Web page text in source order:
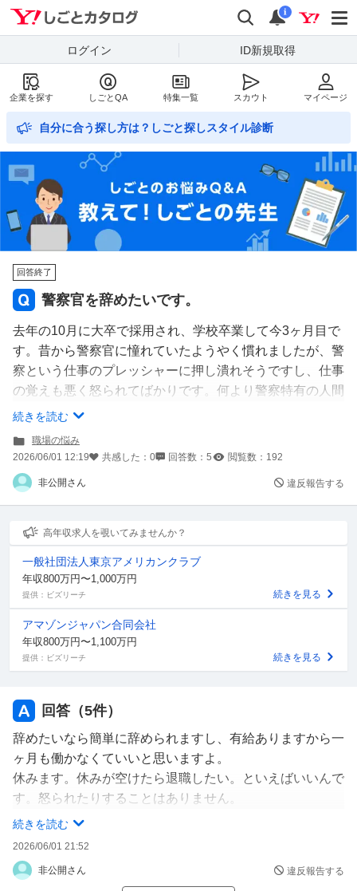
Yahoo!しごとカタログ
検索
通知
i
ログイン ID新規取得
企業を探す しごとQA 特集一覧 スカウト マイページ
自分に合う探し方は？しごと探しスタイル診断
回答終了
警察官を辞めたいです。
去年の10月に大卒で採用され、学校卒業して今3ヶ月目で
す。昔から警察官に憧れていたようやく慣れましたが、警
察という仕事のプレッシャーに押し潰れそうですし、仕事
の覚えも悪く怒られてばかりです。何より警察特有の人間
関係にも疲れ果てました。
で凹むくらい人よりメンタルが弱いのに警察官という仕事
を憧れただけで選んだのに後悔しかないです。警察学校は
教官が私を気にかけてくださっていたのと仲間がいたので
卒業できましたが、現場に出て毎日辞めたくて仕方ないで
す。
今は刑事研修が始まったばかりなのですが、本当に地獄で
す。辞めると交番の指導員に伝えたいですが、刑事研修中
ですし、署に出てまだ数ヶ月なので伝えた後の期間を想像
すると怖くて言い出せません。伝えても1ヶ月は働く必要
ありますよね...どうしたらいいんでしょうか。何かアドバ
イスをお願いします
続きを読む
職場の悩み
2026/06/01 12:19
共感した： 0 回答数： 5 閲覧数： 192
非公開さん 違反報告する
高年収求人を覗いてみませんか？
一般社団法人東京アメリカンクラブ
年収800万円〜1,000万円
提供：ビズリーチ 続きを見る
アマゾンジャパン合同会社
年収800万円〜1,100万円
提供：ビズリーチ 続きを見る
回答（5件）
辞めたいなら簡単に辞められますし、有給ありますから一
ヶ月も働かなくていいと思いますよ。
休みます。休みが空けたら退職したい。といえばいいんで
す。怒られたりすることはありません。
淡々と上司は手続きするだけですから、ドンドン学生が卒
研修ですから、あなたが休んでも、辞めても困らないです
から安心してください。
続きを読む
2026/06/01 21:52
非公開さん 違反報告する